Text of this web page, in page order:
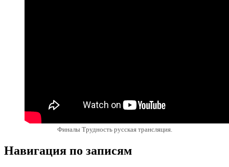
Финалы Трудность русская трансляция.
Навигация по записям